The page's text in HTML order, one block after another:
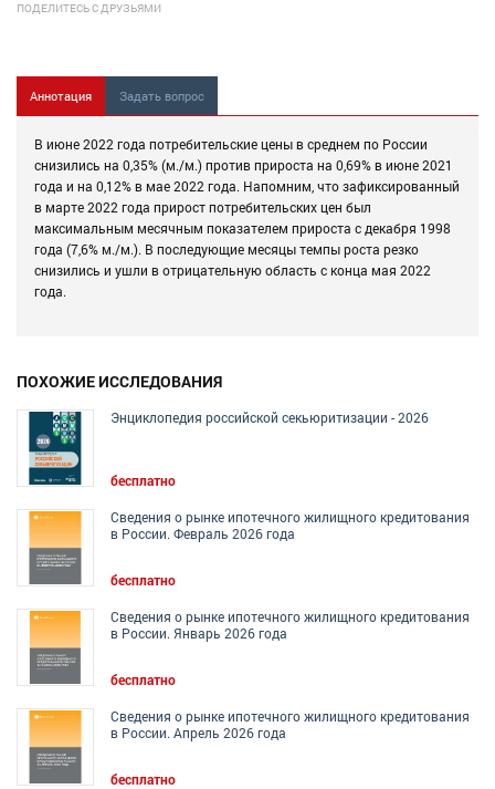
ПОДЕЛИТЕСЬ С ДРУЗЬЯМИ
Аннотация Задать вопрос
В июне 2022 года потребительские цены в среднем по России
снизились на 0,35% (м./м.) против прироста на 0,69% в июне 2021
года и на 0,12% в мае 2022 года. Напомним, что зафиксированный
в марте 2022 года прирост потребительских цен был
максимальным месячным показателем прироста с декабря 1998
года (7,6% м./м.). В последующие месяцы темпы роста резко
снизились и ушли в отрицательную область с конца мая 2022
года.
ПОХОЖИЕ ИССЛЕДОВАНИЯ
Энциклопедия российской секьюритизации - 2026
бесплатно
Сведения о рынке ипотечного жилищного кредитования
в России. Февраль 2026 года
бесплатно
Сведения о рынке ипотечного жилищного кредитования
в России. Январь 2026 года
бесплатно
Сведения о рынке ипотечного жилищного кредитования
в России. Апрель 2026 года
бесплатно